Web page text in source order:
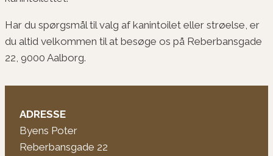
Har du spørgsmål til valg af kanintoilet eller strøelse, er
du altid velkommen til at besøge os på Reberbansgade
22, 9000 Aalborg.
ADRESSE
Byens Poter
Reberbansgade 22